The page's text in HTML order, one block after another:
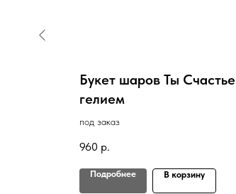
Букет шаров Ты
гелием
под заказ
960 р.
Подробнее В корзину